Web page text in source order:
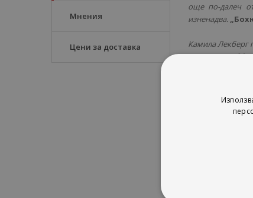
Мнения
Цени за доставка
още по-далеч
изненадва.
Камила Лекберг
и продадоха 26